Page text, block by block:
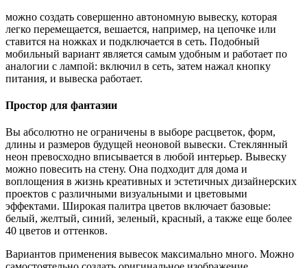
можно создать совершенно автономную вывеску, которая
легко перемещается, вешается, например, на цепочке или
ставится на ножках и подключается в сеть. Подобный
мобильный вариант является самым удобным и работает по
аналогии с лампой: включил в сеть, затем нажал кнопку
питания, и вывеска работает.
Простор для фантазии
Вы абсолютно не ограничены в выборе расцветок, форм,
длины и размеров будущей неоновой вывески. Стеклянный
неон превосходно вписывается в любой интерьер. Вывеску
можно повесить на стену. Она подходит для дома и
воплощения в жизнь креативных и эстетичных дизайнерских
проектов с различными визуальными и цветовыми
эффектами. Широкая палитра цветов включает базовые:
белый, желтый, синий, зеленый, красный, а также еще более
40 цветов и оттенков.
Вариантов применения вывесок максимально много. Можно